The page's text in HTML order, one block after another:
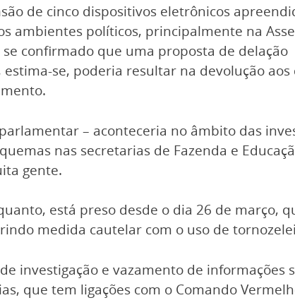
de cinco dispositivos eletrônicos
ambientes políticos, principalmente na
confirmado que uma proposta de delação
se, poderia resultar na devolução aos
– aconteceria no âmbito das
nas secretarias de Fazenda e
gente.
está preso desde o dia 26 de março,
medida cautelar com o uso de
investigação e vazamento de informações
que tem ligações com o Comando